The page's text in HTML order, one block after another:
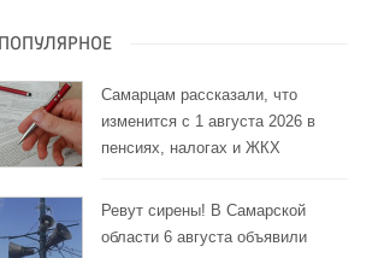
ПОПУЛЯРНОЕ
Самарцам рассказали, что
изменится с 1 августа 2026 в
пенсиях, налогах и ЖКХ
Ревут сирены! В Самарской
области 6 августа объявили